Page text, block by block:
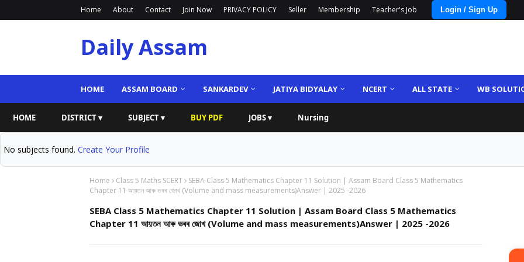
Home About Contact Join Now PRIVACY POLICY Seller Membership Teacher's Job Login / Sign Up
Daily Assam
HOME ASSAM BOARD SANKARDEV JATIYA BIDYALAY NCERT ALL STATE WB
HOME DISTRICT ▾ SUBJECT ▾ BUY PDF JOBS ▾ Nursing
No subjects found. Create Your Profile
Home Class 5 Maths SCERT
SEBA Class 5 Mathematics Chapter 11 Solution | Assam Board Class 5 Mathematics
Chapter 11 আয়তন আৰু ভৰৰ জোখ (Volume and mass measurements)Answer | 2025 -2026
SEBA Class 5 Mathematics Chapter 11 Solution | Assam Board Class 5 Mathematics
Chapter 11 আয়তন আৰু ভৰৰ জোখ (Volume and mass measurements)Answer | 2025 -2026